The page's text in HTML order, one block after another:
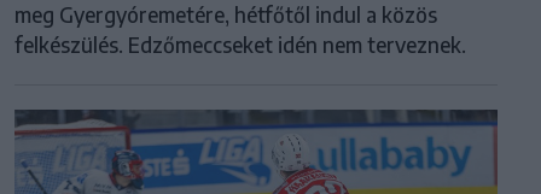
meg Gyergyóremetére, hétfőtől indul a közös
felkészülés. Edzőmeccseket idén nem terveznek.